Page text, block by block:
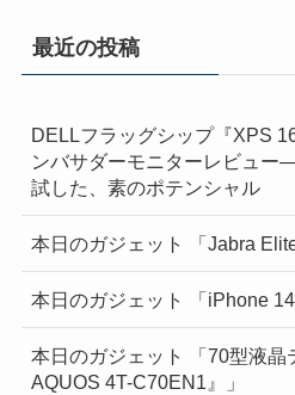
最近の投稿
DELLフラッグシップ『XPS
ンバサダーモニターレビュ
試した、素のポテンシャル
本日のガジェット 「Jabra Elite
本日のガジェット 「iPhone 14
本日のガジェット 「70型液晶
AQUOS 4T-C70EN1』」